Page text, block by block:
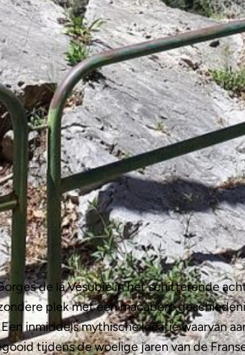
de la Vésubie in het schitterende
plek met een macabere
inmiddels mythische locatie waarvan
tijdens de woelige jaren van de